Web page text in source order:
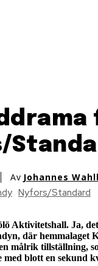
Av Johannes
Nyfors/Standard
Aktivitetshall. Ja,
där hemmalaget
målrik tillställning,
med blott en sekund